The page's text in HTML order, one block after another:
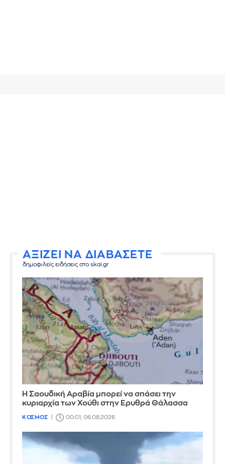
ΑΞΙΖΕΙ ΝΑ ΔΙΑΒΑΣΕΤΕ
δημοφιλείς ειδήσεις στο skai.gr
Η Σαουδική Αραβία μπορεί να σπάσει την
κυριαρχία των Χούθι στην Ερυθρά Θάλασσα
ΚΟΣΜΟΣ 00:01, 06.08.2026